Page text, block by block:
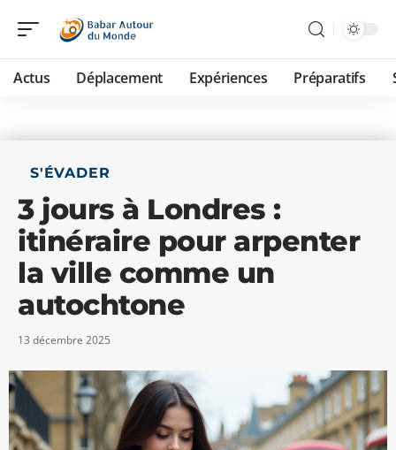
Actus Déplacement Expériences Préparatifs
S'ÉVADER
3 jours à Londres :
itinéraire pour arpenter
la ville comme un
autochtone
13 décembre 2025